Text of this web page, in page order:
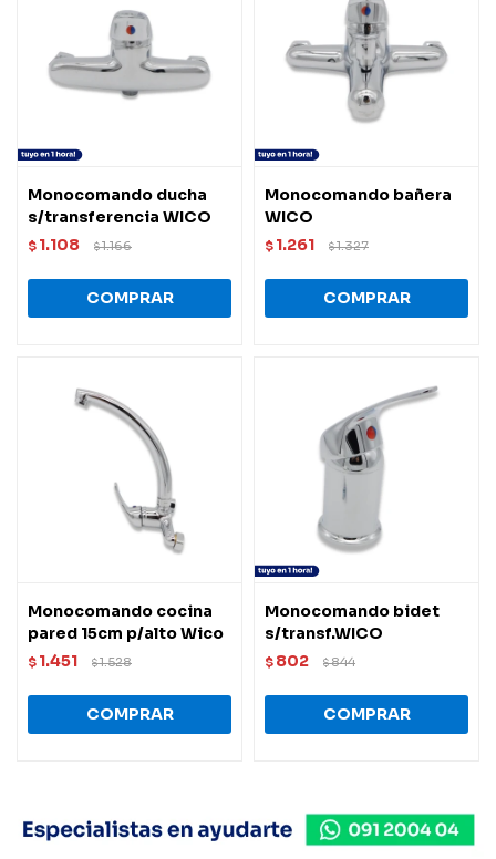
Monocomando ducha
s/transferencia WICO
$ 1.108 $1.166
Monocomando bañera
WICO
$ 1.261 $1.327
Monocomando cocina
pared 15cm p/alto Wico
$ 1.451 $1.528
Monocomando bidet
s/transf.WICO
$ 802 $844